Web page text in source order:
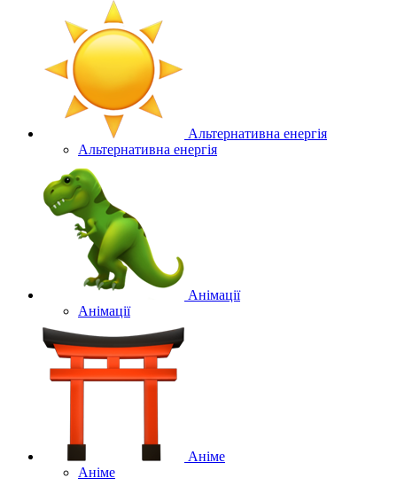
Альтернативна енергія
Альтернативна енергія
Анімації
Анімації
Аніме
Аніме